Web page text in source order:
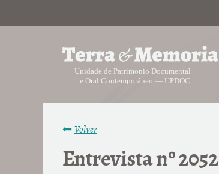
Volver
Entrevista nº 2052